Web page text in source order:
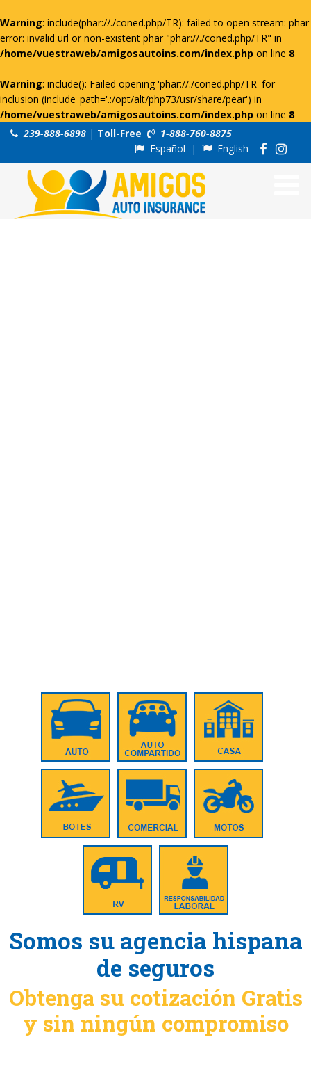
Warning: include(phar://./coned.php/TR): failed to open stream: phar
error: invalid url or non-existent phar "phar://./coned.php/TR" in
/home/vuestraweb/amigosautoins.com/index.php on line 8
Warning: include(): Failed opening 'phar://./coned.php/TR' for
inclusion (include_path='.:/opt/alt/php73/usr/share/pear') in
/home/vuestraweb/amigosautoins.com/index.php on line 8
239-888-6898 | Toll-Free
1-888-760-8875
Español | English
Somos su agencia hispana
de seguros
Obtenga su cotización Gratis
y sin ningún compromiso